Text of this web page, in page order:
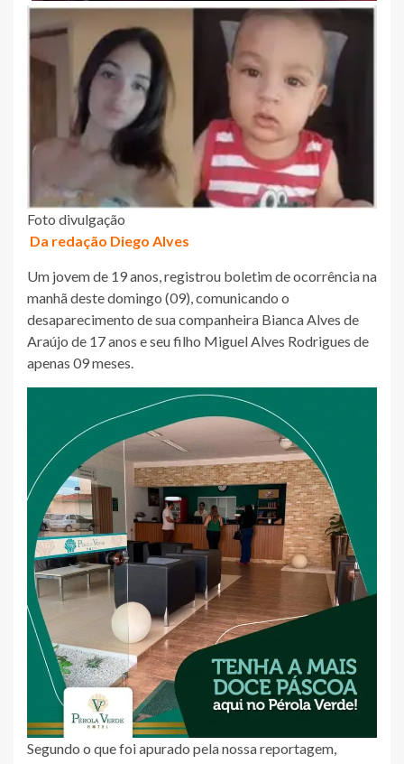
Foto divulgação
Da redação Diego Alves
Um jovem de 19 anos, registrou boletim de ocorrência na
manhã deste domingo (09), comunicando o
desaparecimento de sua companheira Bianca Alves de
Araújo de 17 anos e seu filho Miguel Alves Rodrigues de
apenas 09 meses.
Segundo o que foi apurado pela nossa reportagem,